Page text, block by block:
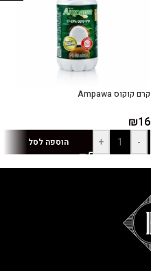
קרם קוקוס Ampawa
₪16
-
+ הוספה לסל